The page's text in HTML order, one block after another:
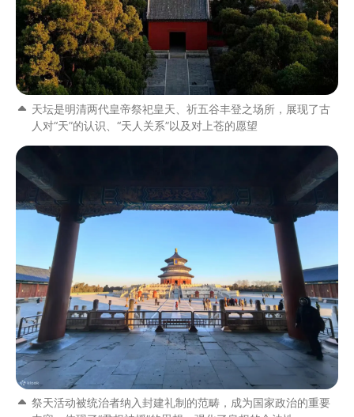
天坛是明清两代皇帝祭祀皇天、祈五谷丰登之场所，展现了古
人对“天”的认识、“天人关系”以及对上苍的愿望
祭天活动被统治者纳入封建礼制的范畴，成为国家政治的重要